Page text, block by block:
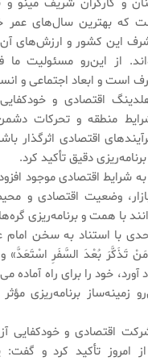
و کارگران شریف مینو و
که بهترین سال‌های عمر
این کشور و ارزش‌های
از این‌رو مسئولیت ما
است و ابعاد اجتماعی و
اقتصادی و
منطقه و تحرکات
اقتصادی اثرگذار
دقیق تأکید کرد.
به شرایط اقتصادی موجود
وضعیت اقتصادی و
با همت و برنامه‌ریزی
با استناد به سخن امام
تَذَكَّرَ بُعْدَ السَّفَرِ
آورد، خود را برای راه
زمینه‌ساز برنامه‌ریزی
اقتصادی و خودکفایی
از امروز تأکید کرد و